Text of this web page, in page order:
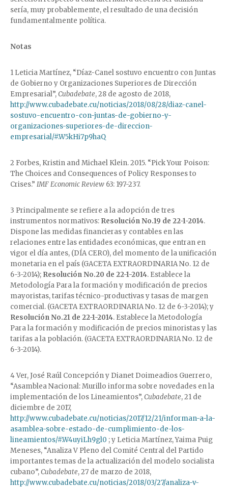
sería, muy probablemente, el resultado de una decisión
fundamentalmente política.
Notas
1 Leticia Martínez, “Díaz-Canel sostuvo encuentro con Juntas
de Gobierno y Organizaciones Superiores de Dirección
Empresarial”,Cubadebate, 28 de agosto de 2018,
http://www.cubadebate.cu/noticias/2018/08/28/diaz-canel-
sostuvo-encuentro-con-juntas-de-gobierno-y-
organizaciones-superiores-de-direccion-
empresarial/#.W5kHi7p9haQ
2 Forbes, Kristin and Michael Klein. 2015. “Pick Your Poison:
The Choices and Consequences of Policy Responses to
Crises.” IMF Economic Review 63: 197-237.
3 Principalmente se refiere a la adopción de tres
instrumentos normativos: Resolución No.19 de 22-1-2014.
Dispone las medidas financieras y contables en las
relaciones entre las entidades económicas, que entran en
vigor el día antes, (DÍA CERO), del momento de la unificación
monetaria en el país (GACETA EXTRAORDINARIA No. 12 de
6-3-2014); Resolución No.20 de 22-1-2014. Establece la
Metodología Para la formación y modificación de precios
mayoristas, tarifas técnico-productivas y tasas de margen
comercial. (GACETA EXTRAORDINARIA No. 12 de 6-3-2014); y
Resolución No.21 de 22-1-2014. Establece la Metodología
Para la formación y modificación de precios minoristas y las
tarifas a la población. (GACETA EXTRAORDINARIA No. 12 de
6-3-2014).
4 Ver, José Raúl Concepción y Dianet Doimeadios Guerrero,
“Asamblea Nacional: Murillo informa sobre novedades en la
implementación de los Lineamientos”,Cubadebate, 21 de
diciembre de 2017,
http://www.cubadebate.cu/noticias/2017/12/21/informan-a-la-
asamblea-sobre-estado-de-cumplimiento-de-los-
lineamientos/#.W4uyiLh9gl0 ; y Leticia Martínez, Yaima Puig
Meneses, “Analiza V Pleno del Comité Central del Partido
importantes temas de la actualización del modelo socialista
cubano”,Cubadebate, 27 de marzo de 2018,
http://www.cubadebate.cu/noticias/2018/03/27/analiza-v-